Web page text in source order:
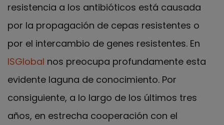
resistencia a los antibióticos está causada
por la propagación de cepas resistentes o
por el intercambio de genes resistentes. En
ISGlobal nos preocupa profundamente esta
evidente laguna de conocimiento. Por
consiguiente, a lo largo de los últimos tres
años, en estrecha cooperación con el